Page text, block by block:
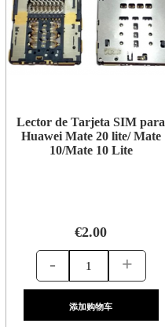
Lector de Tarjeta SIM para
Huawei Mate 20 lite/ Mate
10/Mate 10 Lite
€2.00
- +
添加购物车